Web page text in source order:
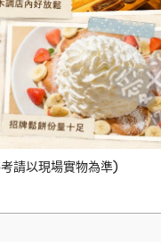
請以現場實物為準)